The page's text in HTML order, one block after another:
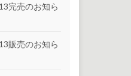
完売のお知ら
販売のお知ら